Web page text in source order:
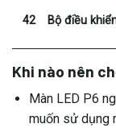
42 Bộ điều
Khi nào nên
Màn LED P6
muốn sử dụng